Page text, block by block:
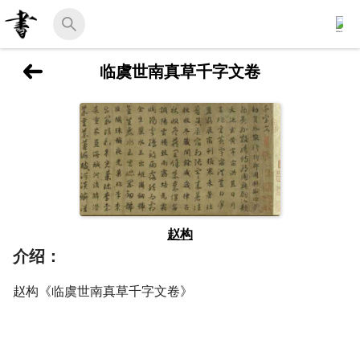
临虞世南真草千字文卷
赵构
介绍：
赵构《临虞世南真草千字文卷》